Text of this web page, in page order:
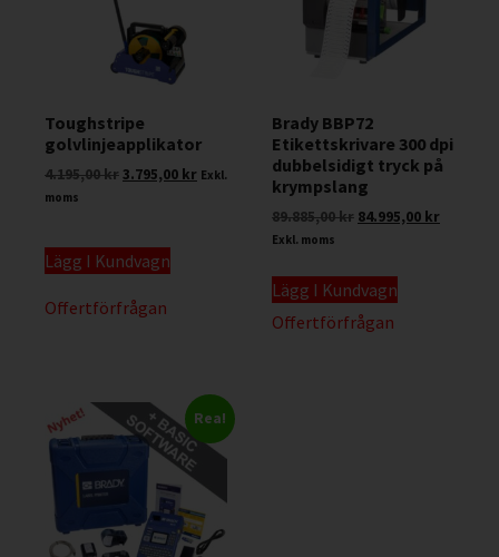
Toughstripe
golvlinjeapplikator
4.195,00kr3.795,00 kr Exkl.
moms
Lägg I Kundvagn
Offertförfrågan
Brady BBP72
Etikettskrivare 300 dpi
dubbelsidigt tryck på
krympslang
89.885,00kr 84.995,00 kr
Exkl. moms
Lägg I Kundvagn
Offertförfrågan
Rea!